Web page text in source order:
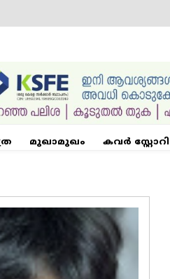
മുഖാമുഖം കവർ സ്റ്റോറി